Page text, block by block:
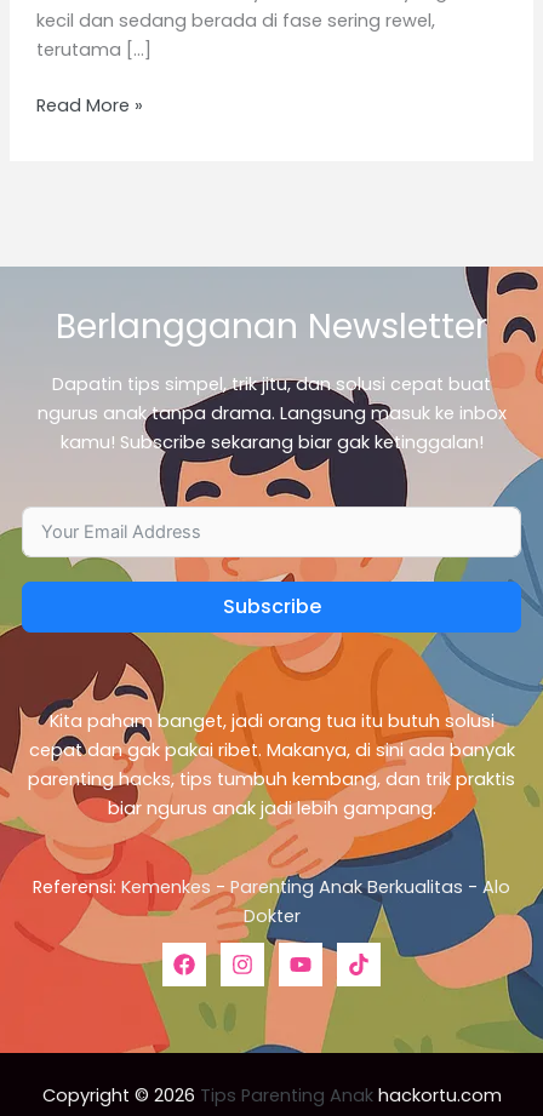
kecil dan sedang berada di fase sering rewel,
terutama […]
Read More »
Berlangganan Newsletter
Dapatin tips simpel, trik jitu, dan solusi cepat buat
ngurus anak tanpa drama. Langsung masuk ke inbox
kamu! Subscribe sekarang biar gak ketinggalan!
Subscribe
Kita paham banget, jadi orang tua itu butuh solusi
cepat dan gak pakai ribet. Makanya, di sini ada banyak
parenting hacks, tips tumbuh kembang, dan trik praktis
biar ngurus anak jadi lebih gampang.
Referensi: Kemenkes -Parenting Anak Berkualitas - Alo
Dokter
Copyright © 2026 Tips Parenting Anakhackortu.com